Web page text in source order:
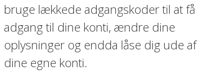
bruge lækkede adgangskoder til at få
adgang til dine konti, ændre dine
oplysninger og endda låse dig ude af
dine egne konti.